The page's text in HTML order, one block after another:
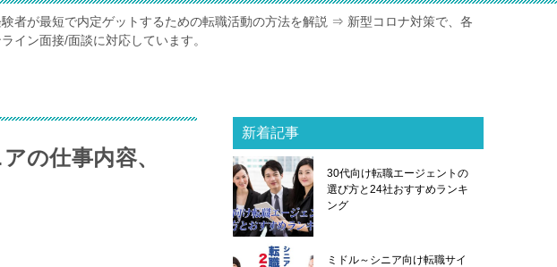
者が最短で内定ゲットするための転職活動の方法を解説 ⇒ 新型コロナ対策で、各
イン面接/面談に対応しています。
の仕事内容、
新着記事
30代向け転職エージェントの
選び方と24社おすすめランキ
ング
ミドル～シニア向け転職サイ